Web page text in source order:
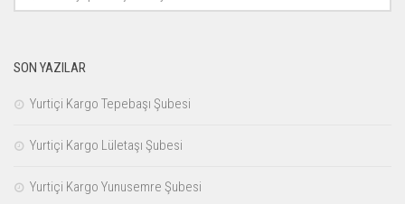
SON YAZILAR
Yurtiçi Kargo Tepebaşı Şubesi
Yurtiçi Kargo Lületaşı Şubesi
Yurtiçi Kargo Yunusemre Şubesi